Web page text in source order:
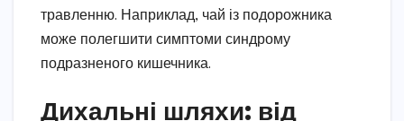
травленню. Наприклад, чай із подорожника
може полегшити симптоми синдрому
подразненого кишечника.
Дихальні шляхи: від